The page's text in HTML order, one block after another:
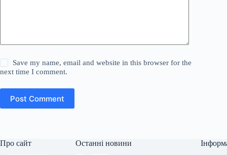
Save my name, email and website in this browser for the
next time I comment.
Post Comment
Про сайт Останні новини